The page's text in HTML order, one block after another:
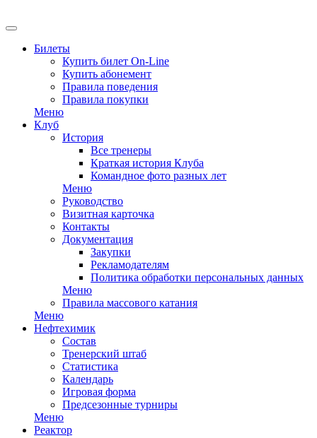
Билеты
Купить билет On-Line
Купить абонемент
Правила поведения
Правила покупки
Меню
Клуб
История
Все тренеры
Краткая история Клуба
Командное фото разных лет
Меню
Руководство
Визитная карточка
Контакты
Документация
Закупки
Рекламодателям
Политика обработки персональных данных
Меню
Правила массового катания
Меню
Нефтехимик
Состав
Тренерский штаб
Статистика
Календарь
Игровая форма
Предсезонные турниры
Меню
Реактор